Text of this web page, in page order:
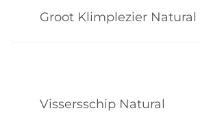
Groot Klimplezier Natural
Vissersschip Natural